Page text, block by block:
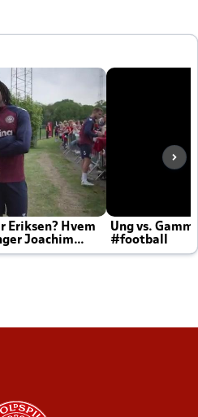
Eriksen? Hvem
Joachim
Ung vs.
#football